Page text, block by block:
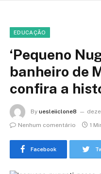
EDUCAÇÃO
‘Pequeno
banheiro de
confira a
By uesleiiclone8
Nenhum comentário
1
Facebook